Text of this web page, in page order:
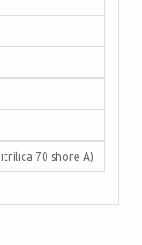
70 shore A)